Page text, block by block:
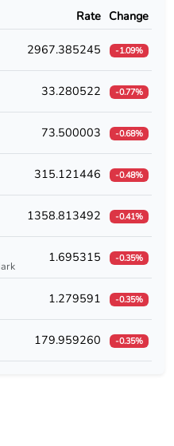
Rate Change
2967.385245 -1.09%
33.280522 -0.77%
73.500003 -0.68%
315.121446 -0.48%
1358.813492 -0.41%
1.695315 -0.35%
1.279591 -0.35%
179.959260 -0.35%